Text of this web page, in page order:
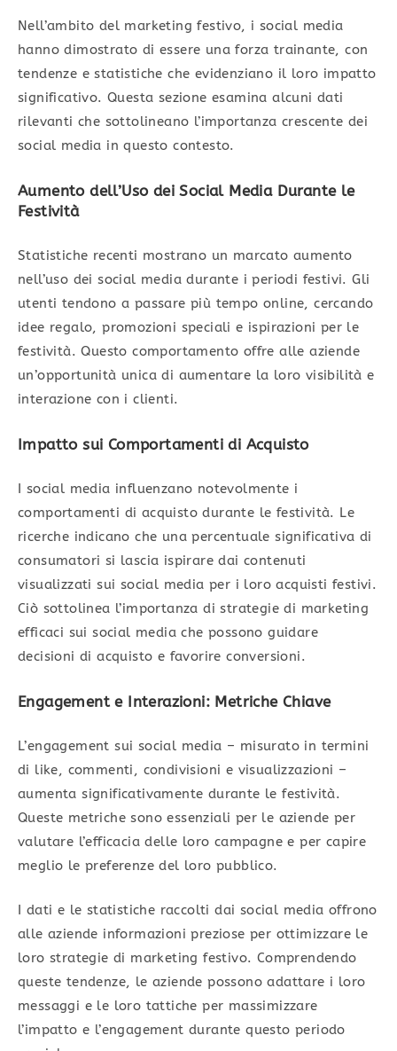
Nell’ambito del marketing festivo, i social media
hanno dimostrato di essere una forza trainante, con
tendenze e statistiche che evidenziano il loro impatto
significativo. Questa sezione esamina alcuni dati
rilevanti che sottolineano l’importanza crescente dei
social media in questo contesto.
Aumento dell’Uso dei Social Media Durante le
Festività
Statistiche recenti mostrano un marcato aumento
nell’uso dei social media durante i periodi festivi. Gli
utenti tendono a passare più tempo online, cercando
idee regalo, promozioni speciali e ispirazioni per le
festività. Questo comportamento offre alle aziende
un’opportunità unica di aumentare la loro visibilità e
interazione con i clienti.
Impatto sui Comportamenti di Acquisto
I social media influenzano notevolmente i
comportamenti di acquisto durante le festività. Le
ricerche indicano che una percentuale significativa di
consumatori si lascia ispirare dai contenuti
visualizzati sui social media per i loro acquisti festivi.
Ciò sottolinea l’importanza di strategie di marketing
efficaci sui social media che possono guidare
decisioni di acquisto e favorire conversioni.
Engagement e Interazioni: Metriche Chiave
L’engagement sui social media – misurato in termini
di like, commenti, condivisioni e visualizzazioni –
aumenta significativamente durante le festività.
Queste metriche sono essenziali per le aziende per
valutare l’efficacia delle loro campagne e per capire
meglio le preferenze del loro pubblico.
I dati e le statistiche raccolti dai social media offrono
alle aziende informazioni preziose per ottimizzare le
loro strategie di marketing festivo. Comprendendo
queste tendenze, le aziende possono adattare i loro
messaggi e le loro tattiche per massimizzare
l’impatto e l’engagement durante questo periodo